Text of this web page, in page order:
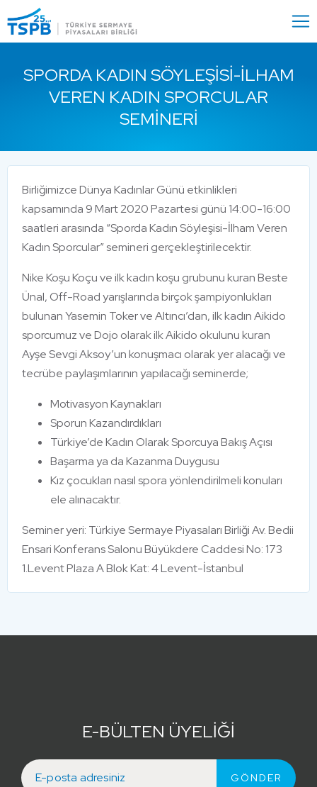
Close
SPORDA KADIN SÖYLEŞISI-İLHAM
VEREN KADIN SPORCULAR
SEMINERI
Birliğimizce Dünya Kadınlar Günü etkinlikleri
kapsamında 9 Mart 2020 Pazartesi günü 14:00-16:00
saatleri arasında “Sporda Kadın Söyleşisi-İlham Veren
Kadın Sporcular” semineri gerçekleştirilecektir.
Nike Koşu Koçu ve ilk kadın koşu grubunu kuran Beste
Ünal, Off-Road yarışlarında birçok şampiyonlukları
bulunan Yasemin Toker ve Altıncı’dan, ilk kadın Aikido
sporcumuz ve Dojo olarak ilk Aikido okulunu kuran
Ayşe Sevgi Aksoy’un konuşmacı olarak yer alacağı ve
tecrübe paylaşımlarının yapılacağı seminerde;
Motivasyon Kaynakları
Sporun Kazandırdıkları
Türkiye’de Kadın Olarak Sporcuya Bakış Açısı
Başarma ya da Kazanma Duygusu
Kız çocukları nasıl spora yönlendirilmeli konuları
ele alınacaktır.
Seminer yeri: Türkiye Sermaye Piyasaları Birliği Av. Bedii
Ensari Konferans Salonu Büyükdere Caddesi No: 173
1.Levent Plaza A Blok Kat: 4 Levent-İstanbul
E-BÜLTEN ÜYELİĞİ